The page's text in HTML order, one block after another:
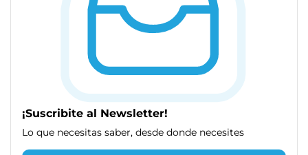
¡Suscribite al Newsletter!
Lo que necesitas saber, desde donde necesites